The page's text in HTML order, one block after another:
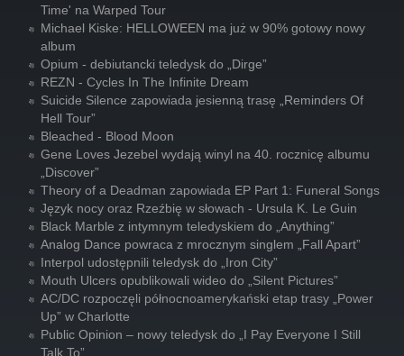
Time' na Warped Tour
Michael Kiske: HELLOWEEN ma już w 90% gotowy nowy
album
Opium - debiutancki teledysk do „Dirge”
REZN - Cycles In The Infinite Dream
Suicide Silence zapowiada jesienną trasę „Reminders Of
Hell Tour”
Bleached - Blood Moon
Gene Loves Jezebel wydają winyl na 40. rocznicę albumu
„Discover”
Theory of a Deadman zapowiada EP Part 1: Funeral Songs
Język nocy oraz Rzeźbię w słowach - Ursula K. Le Guin
Black Marble z intymnym teledyskiem do „Anything”
Analog Dance powraca z mrocznym singlem „Fall Apart”
Interpol udostępnili teledysk do „Iron City”
Mouth Ulcers opublikowali wideo do „Silent Pictures”
AC/DC rozpoczęli północnoamerykański etap trasy „Power
Up” w Charlotte
Public Opinion – nowy teledysk do „I Pay Everyone I Still
Talk To”